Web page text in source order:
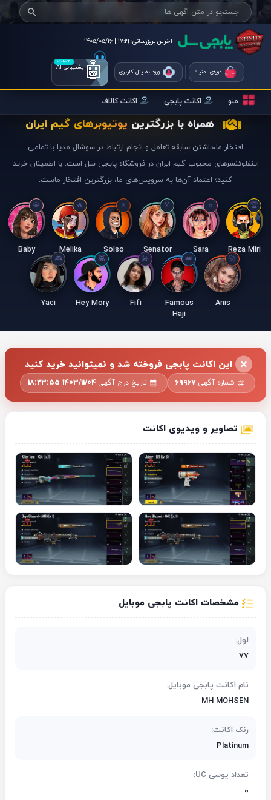
آخرین بروزرسانی: 17:19 | 1405/05/16
دوره‌ی امنیت ورود به پنل کاربری
۲۴ساعته 🤖 پشتیبانی AI
منو اکانت پابجی اکانت کالاف
همراه با بزرگترین یوتیوبرهای گیم ایران
افتخار ما،داشتن سابقه تعامل و انجام ارتباط در سوشال مدیا با تمامی
اینفلوئنسرهای محبوب گیم ایران در فروشگاه پابجی سل است. با اطمینان خرید
کنید؛ اعتماد آن‌ها به سرویس‌های ما، بزرگترین افتخار ماست.
Reza Miri
Sara
Senator
Solso
Melika
Baby
Anis
Famous
Haji
Fifi
Hey Mory
Yaci
این اکانت پابجی فروخته شد و نمیتوانید خرید کنید
شماره آگهی:69967 تاریخ درج آگهی:1403/11/04 18:23:55
تصاویر و ویدیوی اکانت
مشخصات اکانت پابجی موبایل
لول:
77
نام اکانت پابجی موبایل:
MH MOHSEN
رنک اکانت:
Platinum
تعداد یوسی UC:
0